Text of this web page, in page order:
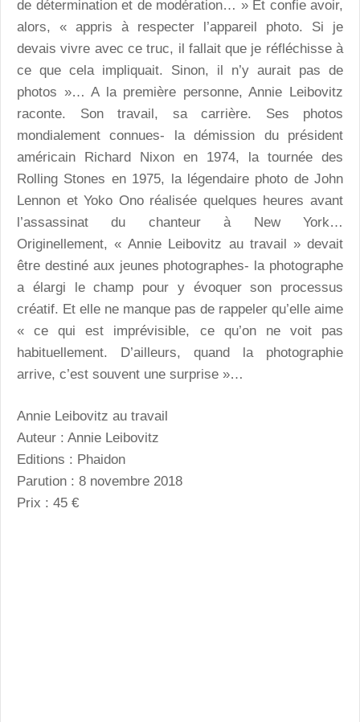
de détermination et de modération… » Et confie avoir,
alors, « appris à respecter l’appareil photo. Si je
devais vivre avec ce truc, il fallait que je réfléchisse à
ce que cela impliquait. Sinon, il n’y aurait pas de
photos »… A la première personne, Annie Leibovitz
raconte. Son travail, sa carrière. Ses photos
mondialement connues- la démission du président
américain Richard Nixon en 1974, la tournée des
Rolling Stones en 1975, la légendaire photo de John
Lennon et Yoko Ono réalisée quelques heures avant
l’assassinat du chanteur à New York…
Originellement, « Annie Leibovitz au travail » devait
être destiné aux jeunes photographes- la photographe
a élargi le champ pour y évoquer son processus
créatif. Et elle ne manque pas de rappeler qu’elle aime
« ce qui est imprévisible, ce qu’on ne voit pas
habituellement. D’ailleurs, quand la photographie
arrive, c’est souvent une surprise »…
Annie Leibovitz au travail
Auteur : Annie Leibovitz
Editions : Phaidon
Parution : 8 novembre 2018
Prix : 45 €